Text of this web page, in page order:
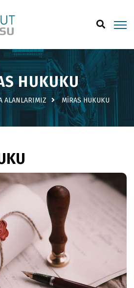
HUKUKU
ALANLARIMIZ MİRAS HUKUKU